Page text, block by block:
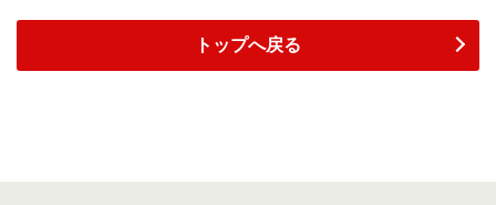
トップへ戻る